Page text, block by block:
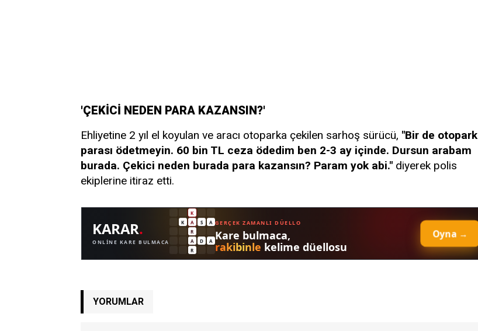
'ÇEKİCİ NEDEN PARA KAZANSIN?'
Ehliyetine 2 yıl el koyulan ve aracı otoparka çekilen sarhoş sürücü, "Bir de otopark
parası ödetmeyin. 60 bin TL ceza ödedim ben 2-3 ay içinde. Dursun arabam
burada. Çekici neden burada para kazansın? Param yok abi." diyerek polis
ekiplerine itiraz etti.
YORUMLAR